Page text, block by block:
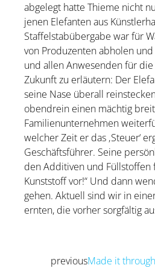
abgelegt hatte Thieme nicht
jenen Elefanten aus
Staffelstabübergabe war für
von Produzenten abholen
und allen Anwesenden für
Zukunft zu erläutern: Der
seine Nase überall
obendrein einen mächtig
Familienunternehmen
welcher Zeit er das ‚Steuer‘
Geschäftsführer. Seine
den Additiven und Füllstoffen
Kunststoff vor!“ Und dann
gehen. Aktuell sind wir in
ernten, die vorher sorgfältig
previousMade it